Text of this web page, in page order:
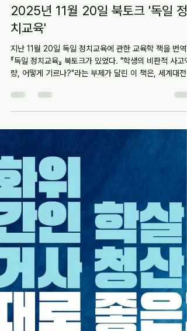
2025년 11월 29일
행사
2025년 11월 20일 북토크 '독일 정
치교육'
지난 11월 20일 독일 정치교육에 관한 교육학 책을 번역
기존 교화 및 주입으로 일관한 교육(Erziehung) 대신 학
Bildung)의 역사와 전통을 가진 독일의 실제 가이드북이
주목을 받고 있다. 꾸준히 한국의 학교 안과 밖의 시민교
을 연구해온 성공회대민주주의연구소를 비롯한 교원단체,
연구소 등이 함께 참여하여 뜻깊은 학습 모임이 되었다.
은세상연구소와 이들 주체들이 함께 기획한 이번 북토크
전국의 교사들과 연구자들 20여 명이 참여하였고, 한국
치교육의 원칙과 지향이 어떠해야 하는지에 관해 이야기
나누었다. 또한 교사들이 모든 수업과 학교생활에서 정치
으로 성숙한 학생 시민을 기르기 위한 조건(교사의 정치적
시민권 및 사상의 자유)을 보장하는 제도적